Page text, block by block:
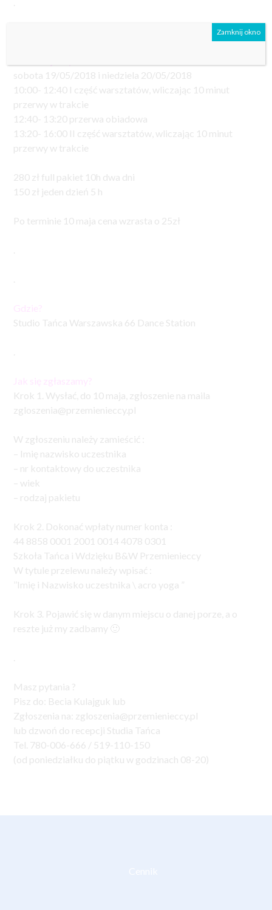
sobota 19/05/2018 i niedziela 20/05/2018
10:00- 12:40 I część warsztatów, wliczając 10 minut
przerwy w trakcie
12:40- 13:20 przerwa obiadowa
13:20- 16:00 II część warsztatów, wliczając 10 minut
przerwy w trakcie
280 zł full pakiet 10h dwa dni
150 zł jeden dzień 5 h
Po terminie 10 maja cena wzrasta o 25zł
Gdzie?
Studio Tańca Warszawska 66 Dance Station
Jak się zgłaszamy?
Krok 1. Wysłać, do 10 maja, zgłoszenie na maila
zgloszenia@przemienieccy.pl
W zgłoszeniu należy zamieścić :
– Imię nazwisko uczestnika
– nr kontaktowy do uczestnika
– wiek
– rodzaj pakietu
Krok 2. Dokonać wpłaty numer konta :
44 8858 0001 2001 0014 4078 0301
Szkoła Tańca i Wdzięku B&W Przemienieccy
W tytule przelewu należy wpisać :
’’Imię i Nazwisko uczestnika \ acro yoga ”
Krok 3. Pojawić się w danym miejscu o danej porze, a o
reszte już my zadbamy 🙂
Masz pytania ?
Pisz do: Becia Kulajguk lub
Zgłoszenia na: zgloszenia@przemienieccy.pl
lub dzwoń do recepcji Studia Tańca
Tel. 780-006-666 / 519-110-150
(od poniedziałku do piątku w godzinach 08-20)
Zamknij okno